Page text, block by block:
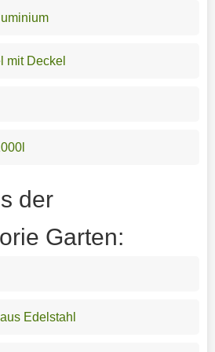
mit Deckel
der
Garten:
Edelstahl